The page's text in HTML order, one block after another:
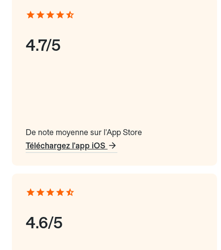
4.7/5
De note moyenne sur l'App Store
Téléchargez l'app iOS
4.6/5